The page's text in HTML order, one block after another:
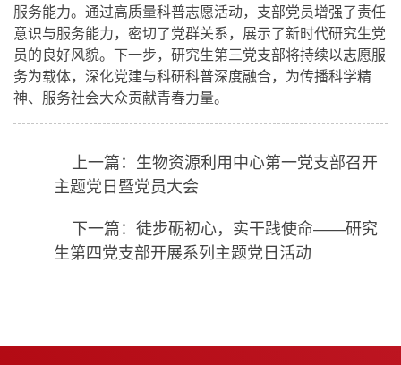
服务能力。通过高质量科普志愿活动，支部党员增强了责任
意识与服务能力，密切了党群关系，展示了新时代研究生党
员的良好风貌。下一步，研究生第三党支部将持续以志愿服
务为载体，深化党建与科研科普深度融合，为传播科学精
神、服务社会大众贡献青春力量。
上一篇：生物资源利用中心第一党支部召开
主题党日暨党员大会
下一篇：徒步砺初心，实干践使命——研究
生第四党支部开展系列主题党日活动